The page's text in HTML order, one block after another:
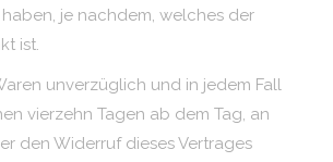
je nachdem, welches der
ist.
unverzüglich und in jedem Fall
vierzehn Tagen ab dem Tag, an
den Widerruf dieses Vertrages